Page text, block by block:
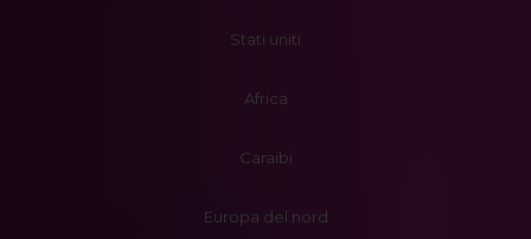
Stati uniti
Africa
Caraibi
Europa del nord